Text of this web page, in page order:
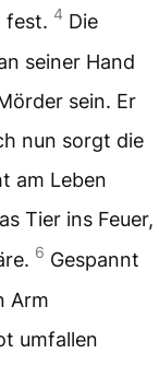
fest. 4 Die
seiner Hand
sein. Er
nun sorgt die
am Leben
Tier ins Feuer,
6 Gespannt
Arm
umfallen